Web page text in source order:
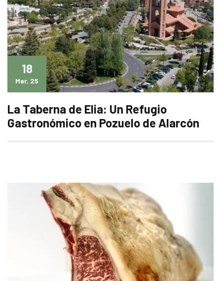
18
Mar, 25
La Taberna de Elia: Un Refugio
Gastronómico en Pozuelo de Alarcón